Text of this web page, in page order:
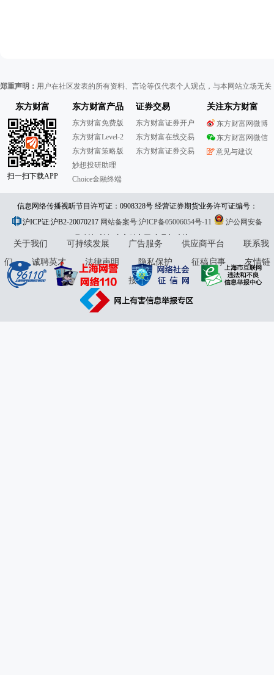
郑重声明： 用户在社区发表的所有资料、言论等仅代表个人观点，与本网站立场无
东方财富
扫一扫下载APP
东方财富产品
东方财富免费版
东方财富Level-2
东方财富策略版
妙想投研助理
Choice金融终端
证券交易
东方财富证券开户
东方财富在线交易
东方财富证券交易
关注东方财富
东方财富网微博
东方财富网微信
意见与建议
信息网络传播视听节目许可证：0908328号 经营证券期货业务许可证编号：
913101046312860336 违法和不良信息举报:021-61278686 举报邮箱：
jubao@eastmoney.com
沪ICP证:沪B2-20070217 网站备案号:沪ICP备05006054号-11
沪公网安备
31010402000120号版权所有:东方财富网意见与建议:4000300059/952500
关于我们 可持续发展 广告服务 供应商平台
联系我
们
诚聘英才 法律声明 隐私保护 征稿启事
友情链
接